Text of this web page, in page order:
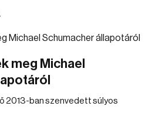
meg Michael
2013-ban szenvedett súlyos